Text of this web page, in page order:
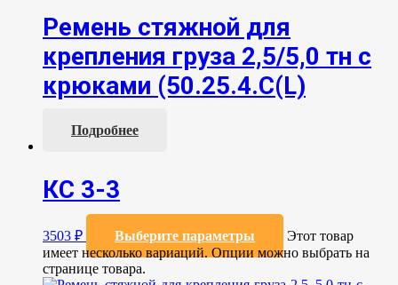
Ремень стяжной для
крепления груза 2,5/5,0 тн с
крюками (50.25.4.С(L)
Подробнее
КС 3-3
3503 ₽ Выберите параметры
Этот товар
имеет несколько вариаций. Опции можно выбрать на
странице товара.